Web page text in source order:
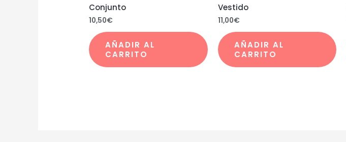
Conjunto
10,50€
AÑADIR AL
CARRITO
Vestido
11,00€
AÑADIR AL
CARRITO